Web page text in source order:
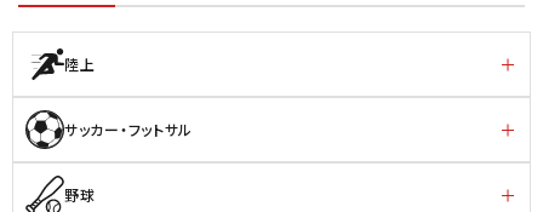
陸上
サッカー・フットサル
野球